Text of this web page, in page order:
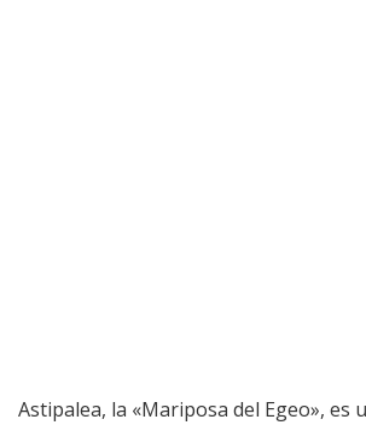
Astipalea, la «Mariposa del Egeo», es